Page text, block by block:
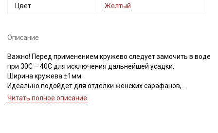
Цвет Желтый
Описание
Важно! Перед применением кружево следует замочить в воде
при 30С – 40С для исключения дальнейшей усадки.
Ширина кружева ±1мм.
Идеально подойдет для отделки женских сарафанов,
платьев, юбок, рукавов.
Читать полное описание